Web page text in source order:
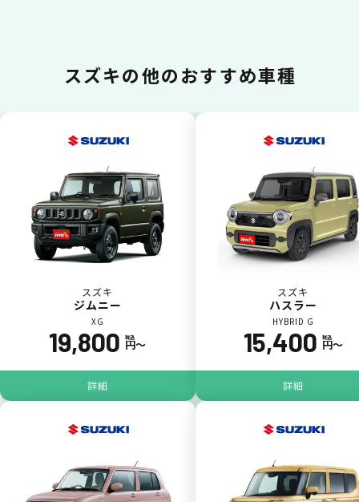
カードで支払い
普段のお買い物同様、お車の月々利用料をカ
ード払いが可能です。
一括払いが可能
いままで難しかったカーリースの利用料金を
スズキの他のおすすめ車種
スズキ
ジムニー
XG
19,800 税込
円〜
詳細
スズキ
ハスラー
HYBRID G
15,400 税込
円〜
詳細